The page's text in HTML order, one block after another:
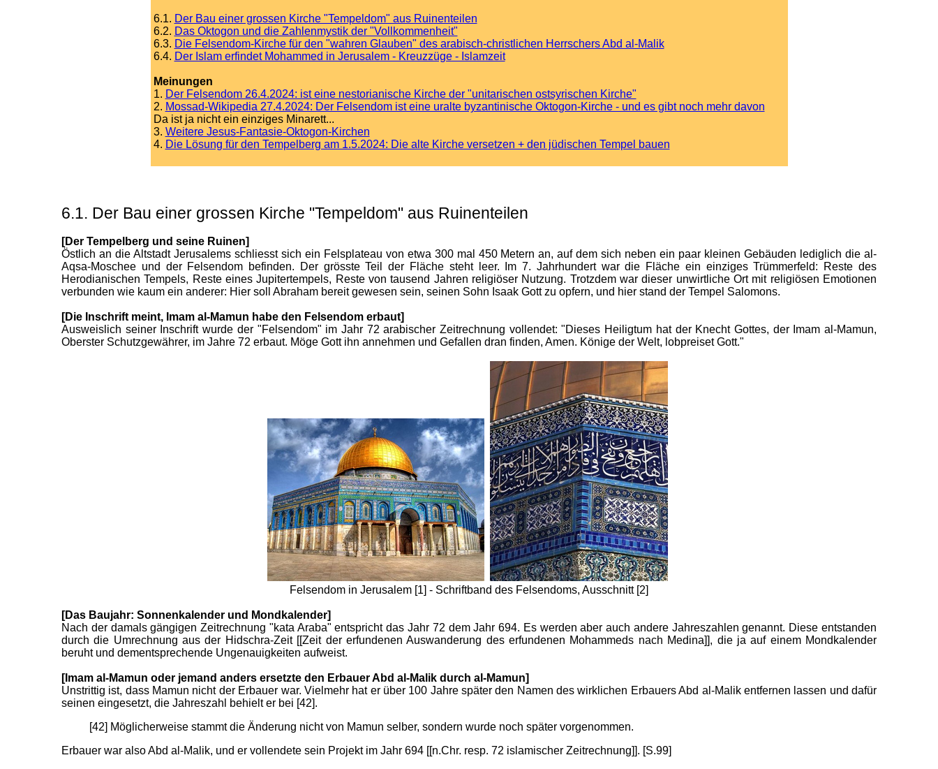
6.1. Der Bau einer grossen Kirche "Tempeldom" aus Ruinenteilen
6.2. Das Oktogon und die Zahlenmystik der "Vollkommenheit"
6.3. Die Felsendom-Kirche für den "wahren Glauben" des arabisch-christlichen Herrschers Abd al-Malik
6.4. Der Islam erfindet Mohammed in Jerusalem - Kreuzzüge - Islamzeit
Meinungen
1. Der Felsendom 26.4.2024: ist eine nestorianische Kirche der "unitarischen ostsyrischen Kirche"
2. Mossad-Wikipedia 27.4.2024: Der Felsendom ist eine uralte byzantinische Oktogon-Kirche - und es gibt noch mehr davon
Da ist ja nicht ein einziges Minarett...
3. Weitere Jesus-Fantasie-Oktogon-Kirchen
4. Die Lösung für den Tempelberg am 1.5.2024: Die alte Kirche versetzen + den jüdischen Tempel bauen
6.1. Der Bau einer grossen Kirche "Tempeldom" aus Ruinenteilen
[Der Tempelberg und seine Ruinen]
Östlich an die Altstadt Jerusalems schliesst sich ein Felsplateau von etwa 300 mal 450 Metern an, auf dem sich neben ein paar kleinen Gebäuden lediglich die al-
Aqsa-Moschee und der Felsendom befinden. Der grösste Teil der Fläche steht leer. Im 7. Jahrhundert war die Fläche ein einziges Trümmerfeld: Reste des
Herodianischen Tempels, Reste eines Jupitertempels, Reste von tausend Jahren religiöser Nutzung. Trotzdem war dieser unwirtliche Ort mit religiösen Emotionen
verbunden wie kaum ein anderer: Hier soll Abraham bereit gewesen sein, seinen Sohn Isaak Gott zu opfern, und hier stand der Tempel Salomons.
[Die Inschrift meint, Imam al-Mamun habe den Felsendom erbaut]
Ausweislich seiner Inschrift wurde der "Felsendom" im Jahr 72 arabischer Zeitrechnung vollendet: "Dieses Heiligtum hat der Knecht Gottes, der Imam al-Mamun,
Oberster Schutzgewährer, im Jahre 72 erbaut. Möge Gott ihn annehmen und Gefallen dran finden, Amen. Könige der Welt, lobpreiset Gott."
Felsendom in Jerusalem [1] - Schriftband des Felsendoms, Ausschnitt [2]
[Das Baujahr: Sonnenkalender und Mondkalender]
Nach der damals gängigen Zeitrechnung "kata Araba" entspricht das Jahr 72 dem Jahr 694. Es werden aber auch andere Jahreszahlen genannt. Diese entstanden
durch die Umrechnung aus der Hidschra-Zeit [[Zeit der erfundenen Auswanderung des erfundenen Mohammeds nach Medina]], die ja auf einem Mondkalender
beruht und dementsprechende Ungenauigkeiten aufweist.
[Imam al-Mamun oder jemand anders ersetzte den Erbauer Abd al-Malik durch al-Mamun]
Unstrittig ist, dass Mamun nicht der Erbauer war. Vielmehr hat er über 100 Jahre später den Namen des wirklichen Erbauers Abd al-Malik entfernen lassen und dafür
seinen eingesetzt, die Jahreszahl behielt er bei [42].
[42] Möglicherweise stammt die Änderung nicht von Mamun selber, sondern wurde noch später vorgenommen.
Erbauer war also Abd al-Malik, und er vollendete sein Projekt im Jahr 694 [[n.Chr. resp. 72 islamischer Zeitrechnung]]. [S.99]